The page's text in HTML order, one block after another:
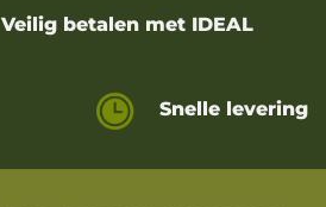
Veilig betalen met IDEAL
Snelle levering